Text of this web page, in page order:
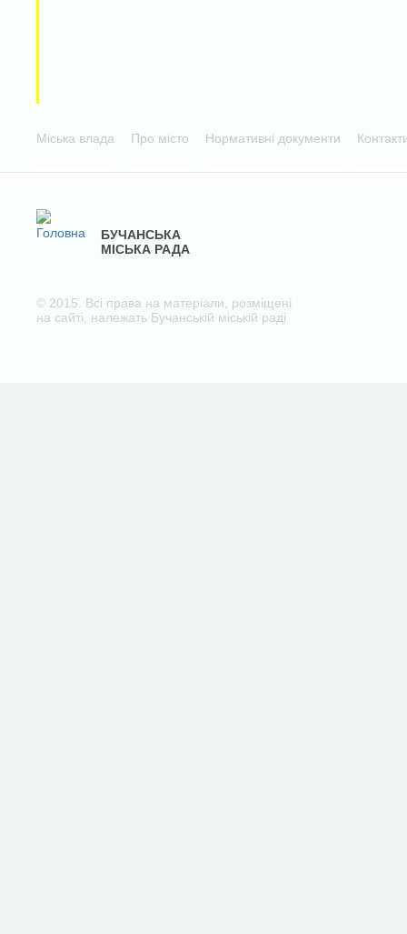
Міська влада Про місто Нормативні документи
БУЧАНСЬКА
МІСЬКА РАДА
© 2015. Всі права на матеріали, розміщені
на сайті, належать Бучанській міській раді